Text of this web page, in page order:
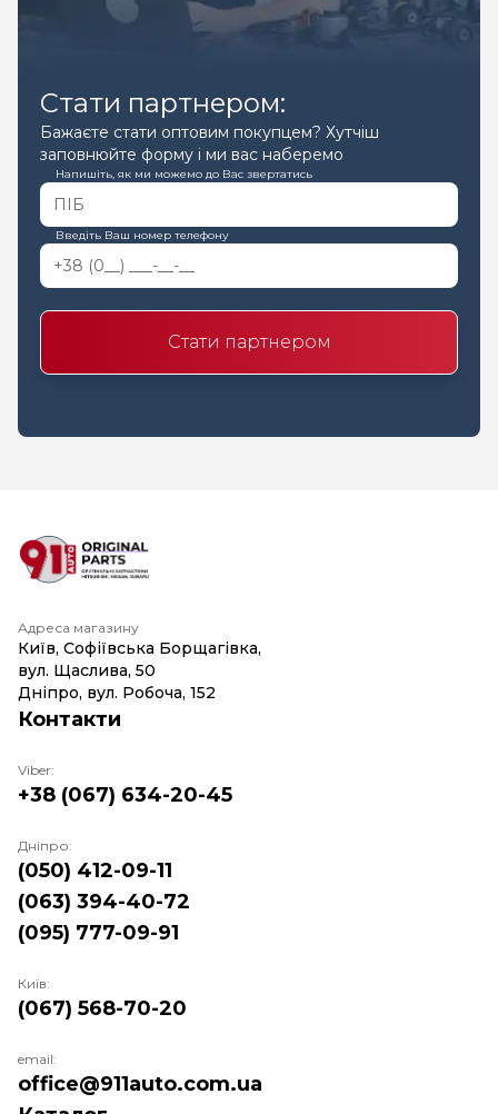
Стати партнером:
Бажаєте стати оптовим покупцем? Хутчіш
заповнюйте форму і ми вас наберемо
Напишіть, як ми можемо до Вас звертатись
Введіть Ваш номер телефону
Стати партнером
Адреса магазину
Київ, Софіївська Борщагівка,
вул. Щаслива, 50
Дніпро, вул. Робоча, 152
Контакти
Viber:
+38 (067) 634-20-45
Дніпро:
(050) 412-09-11
(063) 394-40-72
(095) 777-09-91
Київ:
(067) 568-70-20
email:
office@911auto.com.ua